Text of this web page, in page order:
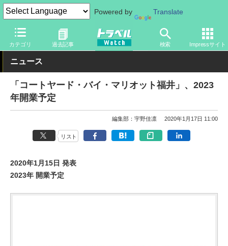
Powered by Translate
カテゴリ 過去記事 検索 Impressサイト
トラベル Watch 地域 国内旅行 中部
ニュース
「コートヤード・バイ・マリオット福井」、2023
年開業予定
編集部：宇野佳凛 2020年1月17日 11:00
リスト
2020年1月15日 発表
2023年 開業予定